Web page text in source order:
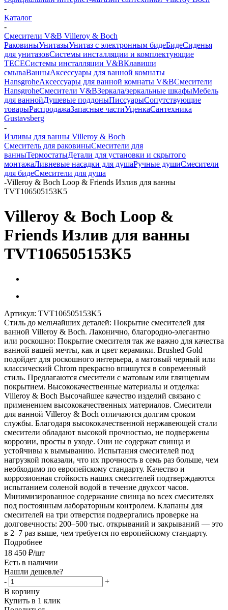
-
Каталог
-
Смесители V&B Villeroy & Boch
РаковиныУнитазыУнитаз с электронным бидеБидеСиденья
для унитазовСистемы инсталляции и комплектующие
TECEСистемы инсталляции V&BКлавиши
смываВанныАксессуары для ванной комнаты
HansgroheАксессуары для ванной комнаты V&BСмесители
HansgroheСмесители V&BЗеркала/зеркальные шкафыМебель
для ваннойДушевые поддоныПиссуарыСопутствующие
товарыРаспродажаЗапасные частиУценкаСантехника
Gustavsberg
-
Изливы для ванны Villeroy & Boch
Смеситель для раковиныСмесители для
ванныТермостатыДетали для установки и скрытого
монтажаЛивневые насадки для душаРучные душиСмесители
для бидеСмесители для душа
-Villeroy & Boch Loop & Friends Излив для ванны
TVT106505153K5
Villeroy & Boch Loop &
Friends Излив для ванны
TVT106505153K5
Артикул: TVT106505153K5
Стиль до мельчайших деталей: Покрытие смесителей для
ванной Villeroy & Boch. Лаконично, благородно-элегантно
или роскошно: Покрытие смесителя так же важно для качества
ванной вашей мечты, как и цвет керамики. Brushed Gold
подойдет для роскошного интерьера, а матовый черный или
классический Chrom прекрасно впишутся в современный
стиль. Предлагаются смесители с матовым или глянцевым
покрытием. Высококачественные материалы и отделка:
Villeroy & Boch Высочайшее качество изделий связано с
применением высококачественных материалов. Смесители
для ванной Villeroy & Boch отличаются долгим сроком
службы. Благодаря высококачественной нержавеющей стали
смесители обладают высокой прочностью, не подвержены
коррозии, просты в уходе. Они не содержат свинца и
устойчивы к вымыванию. Испытания смесителей под
нагрузкой показали, что их прочность в семь раз больше, чем
необходимо по европейскому стандарту. Качество и
коррозионная стойкость наших смесителей подтверждаются
испытанием соленой водой в течение двухсот часов.
Минимизированное содержание свинца во всех смесителях
под постоянным лабораторным контролем. Клапаны для
смесителей на три отверстия подвергались проверке на
долговечность: 200–500 тыс. открываний и закрываний — это
в 2–7 раз выше, чем требуется по европейскому стандарту.
Подробнее
18 450 ₽/шт
Есть в наличии
Нашли дешевле?
-
+
В корзину
Купить в 1 клик